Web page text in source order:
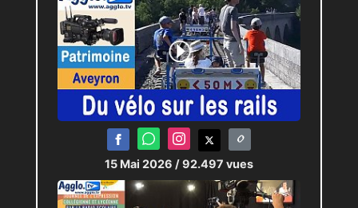
15 Mai 2026 / 92.497 vues